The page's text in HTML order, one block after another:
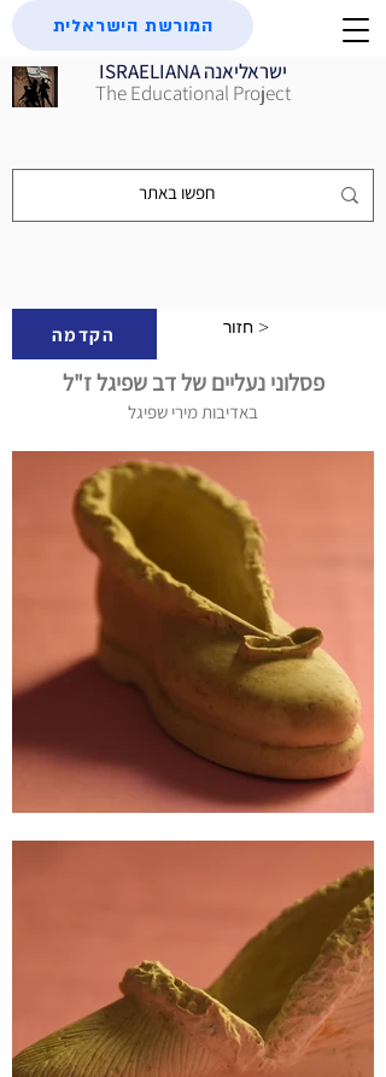
ISRAELIANA ישראליאנה
The Educational Project
המורשת הישראלית
הקדמה חזור >
פסלוני נעליים של דב שפיגל ז"ל
באדיבות מירי שפיגל